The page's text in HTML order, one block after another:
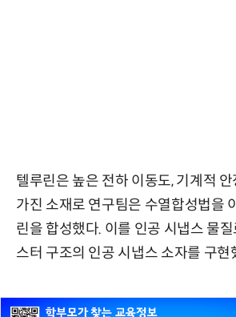
텔루린은 높은 전하 이동도, 기계적
가진 소재로 연구팀은 수열합성법을
린을 합성했다. 이를 인공 시냅스 물
스터 구조의 인공 시냅스 소자를 구현